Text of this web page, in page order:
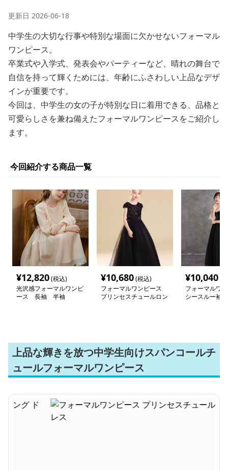
更新日 2026-06-18
中学生の大切な行事や特別な場面に欠かせないフォーマル
ワンピース。
卒業式や入学式、発表会やパーティーなど、晴れの舞台で
自信を持って輝くためには、年齢にふさわしい上品なデザ
インが重要です。
今回は、中学生の女の子が特別な日に着用できる、品格と
可愛らしさを兼ね備えたフォーマルワンピースをご紹介し
ます。
今回紹介する商品一覧
¥12,820(税込)
光沢感フォーマルワンピ
ース 長袖 半袖
¥10,680(税込)
フォーマルワンピース
プリンセスチュールロン
¥10,040
フォーマルワ
シースルー袖
上品な輝きを放つ中学生向けスパンコールチ
ュールフォーマルワンピース